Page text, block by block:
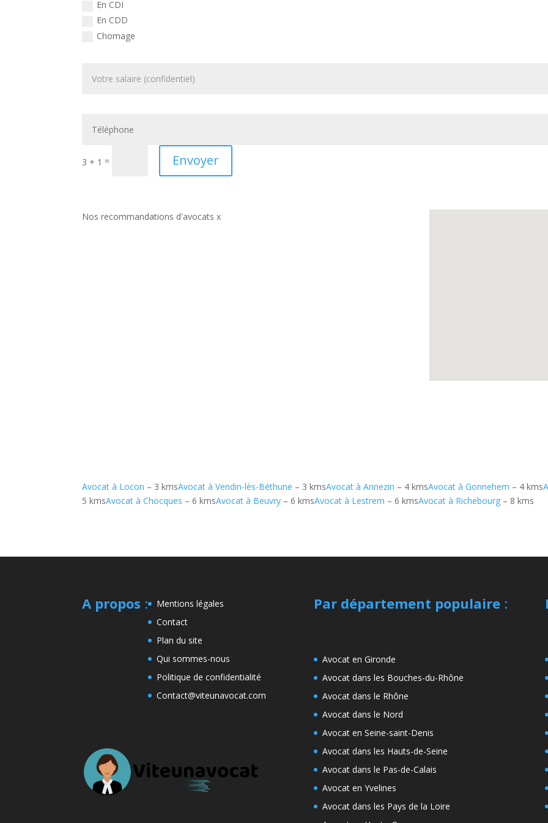
En CDI
En CDD
Chomage
3 + 1 = Envoyer
Nos recommandations d'avocats x
Avocat à Locon – 3 kmsAvocat à Vendin-lès-Béthune – 3 kmsAvocat à Annezin – 4 kmsAvocat à Gonnehem – 4 kms
5 kmsAvocat à Chocques – 6 kmsAvocat à Beuvry – 6 kmsAvocat à Lestrem – 6 kmsAvocat à Richebourg – 8 kms
A propos :
Mentions légales
Contact
Plan du site
Qui sommes-nous
Politique de confidentialité
Contact@viteunavocat.com
Par département populaire:
Avocat en Gironde
Avocat dans les Bouches-du-Rhône
Avocat dans le Rhône
Avocat dans le Nord
Avocat en Seine-saint-Denis
Avocat dans les Hauts-de-Seine
Avocat dans le Pas-de-Calais
Avocat en Yvelines
Avocat dans les Pays de la Loire